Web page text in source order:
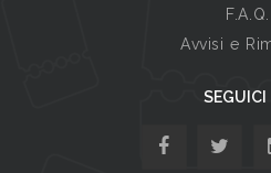
F.A.Q.
Avvisi e
SEGUICI